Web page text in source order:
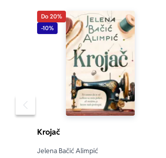
Pomeranje sadržaja slajdera u levo
Do 20%
-10%
Krojač
Jelena Bačić Alimpić